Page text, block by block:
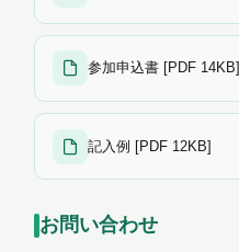
参加申込書 [PDF 14KB]
記入例 [PDF 12KB]
お問い合わせ